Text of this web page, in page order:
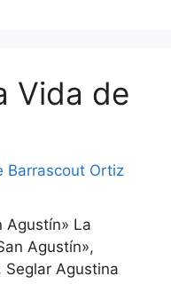
Vida de
Barrascout Ortiz
Agustín» La
Agustín»,
Seglar Agustina